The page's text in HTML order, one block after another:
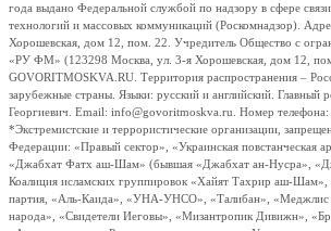
года выдано Федеральной службой по надзору в сфере
технологий и массовых коммуникаций (Роскомнадзор).
Хорошевская, дом 12, пом. 22. Учредитель Общество с
«РУ ФМ» (123298 Москва, ул. 3-я Хорошевская, дом 12,
GOVORITMOSKVA.RU. Территория распространения –
зарубежные страны. Языки: русский и английский. Главный
Георгиевич. Email: info@govoritmoskva.ru. Номер
*Экстремистские и террористические организации,
Федерации: «Правый сектор», «Украинская
«Джабхат Фатх аш-Шам» (бывшая «Джабхат ан-Нусра»,
Коалиция исламских группировок «Хайят Тахрир аш-Шам»,
партия, «Аль-Каида», «УНА-УНСО», «Талибан», «Меджлис
народа», «Свидетели Иеговы», «Мизантропик Дивижн»,